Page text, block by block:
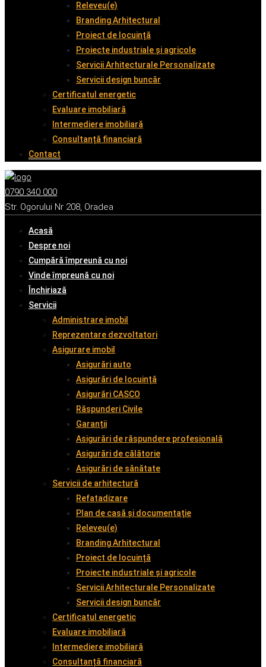
Releveu(e)
Branding Arhitectural
Proiect de locuință
Proiecte industriale și agricole
Servicii Arhitecturale Personalizate
Servicii design buncăr
Certificatul energetic
Evaluare imobiliară
Intermediere imobiliară
Consultanță financiară
Contact
0790 340 000
Str. Ogorului Nr 208, Oradea
Acasă
Despre noi
Cumpără împreună cu noi
Vinde împreună cu noi
Închiriază
Servicii
Administrare imobil
Reprezentare dezvoltatori
Asigurare imobil
Asigurări auto
Asigurări de locuință
Asigurări CASCO
Răspunderi Civile
Garanții
Asigurări de răspundere profesională
Asigurări de călătorie
Asigurări de sănătate
Servicii de arhitectură
Refatadizare
Plan de casă și documentație
Releveu(e)
Branding Arhitectural
Proiect de locuință
Proiecte industriale și agricole
Servicii Arhitecturale Personalizate
Servicii design buncăr
Certificatul energetic
Evaluare imobiliară
Intermediere imobiliară
Consultanță financiară